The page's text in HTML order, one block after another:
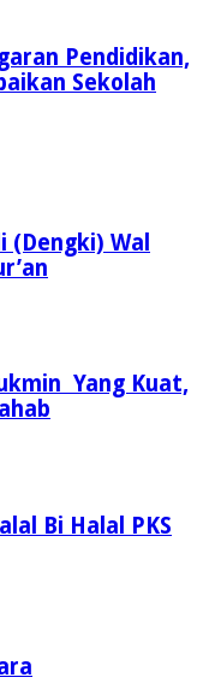
Pendidikan,
Sekolah
Wal
Yang Kuat,
Bi Halal PKS